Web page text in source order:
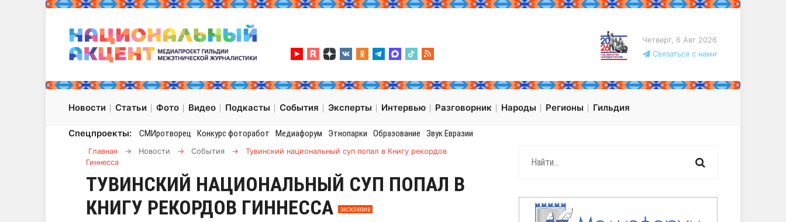
Четверг, 6 Авг 2026
Связаться с нами
Новости Статьи Фото Видео Подкасты События Эксперты Интервью Разговорник Народы Регионы Гильдия
Спецпроекты: СМИротворец Конкурс фоторабот Медиафорум Этнопарки Образование Звук Евразии
Главная → Новости → События →
Тувинский национальный суп попал в Книгу рекордов
Гиннесса
ТУВИНСКИЙ НАЦИОНАЛЬНЫЙ СУП ПОПАЛ В
КНИГУ РЕКОРДОВ ГИННЕССА
ЭКСКЛЮЗИВ